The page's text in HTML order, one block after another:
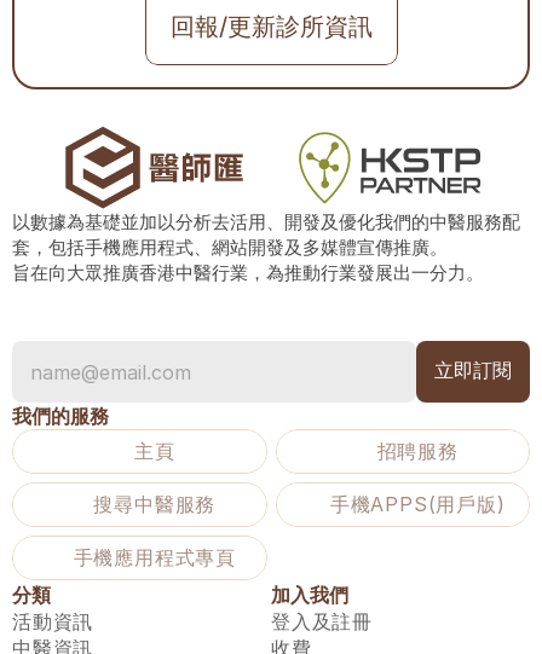
回報/更新診所資訊
以數據為基礎並加以分析去活用、開發及優化我們的中醫服務配
套，包括手機應用程式、網站開發及多媒體宣傳推廣。
旨在向大眾推廣香港中醫行業，為推動行業發展出一分力。
我們的服務
主頁
招聘服務
搜尋中醫服務 手機APPS(用戶版)
手機應用程式專頁
分類
活動資訊
中醫資訊
加入我們
登入及註冊
收費